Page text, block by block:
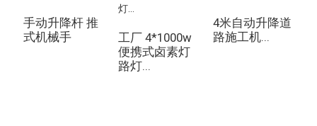
手动升降杆 推
式机械手
工厂 4*1000w
便携式卤素灯
路灯...
4米自动升降道
路施工机...